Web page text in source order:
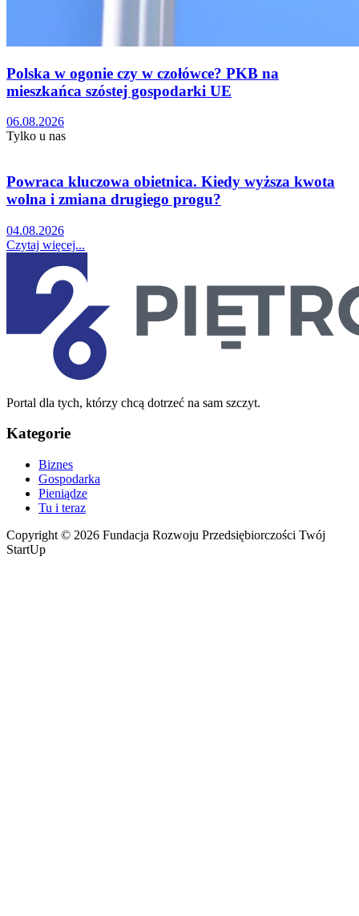
Polska w ogonie czy w czołówce? PKB na
mieszkańca szóstej gospodarki UE
06.08.2026
Tylko u nas
Powraca kluczowa obietnica. Kiedy wyższa kwota
wolna i zmiana drugiego progu?
04.08.2026
Czytaj więcej...
Portal dla tych, którzy chcą dotrzeć na sam szczyt.
Kategorie
Biznes
Gospodarka
Pieniądze
Tu i teraz
Copyright © 2026 Fundacja Rozwoju Przedsiębiorczości Twój
StartUp